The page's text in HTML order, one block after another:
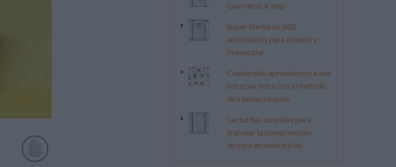
Guerreras K pop
Súper librito de 500
actividades para Infantil y
Preescolar
Cuadernito aprendemos a leer
letra por letra con el método
de sílabas simples
Lecturitas sencillas para
trabajar la comprensión
lectora en nivel inicial